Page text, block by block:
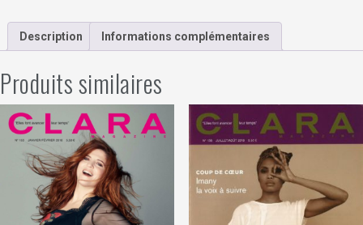
2018
Description Informations complémentaires
Produits similaires